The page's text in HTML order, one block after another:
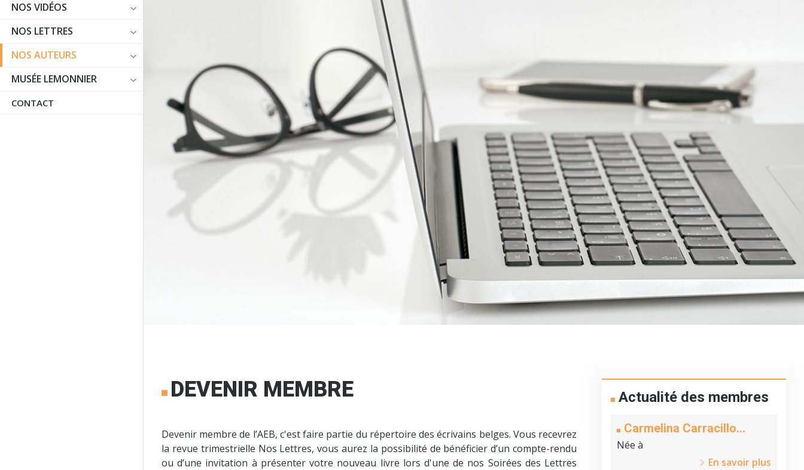
NOS VIDÉOS
NOS LETTRES
NOS AUTEURS
MUSÉE LEMONNIER
CONTACT
DEVENIR MEMBRE
Devenir membre de l’AEB, c'est faire partie du répertoire des écrivains belges. Vous recevrez
la revue trimestrielle Nos Lettres, vous aurez la possibilité de bénéficier d’un compte-rendu
ou d’une invitation à présenter votre nouveau livre lors d'une de nos Soirées des Lettres
Actualité des membres
Carmelina Carracillo
(nouveau membre)
Née à
En savoir plus